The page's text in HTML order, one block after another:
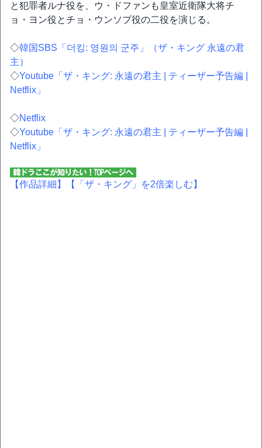
と犯罪者ルナ役を、ウ・ドファンも皇室近衛隊大将チ
ョ・ヨン役とチョ・ウンソプ役の二役を演じる。
◇韓国SBS「더킹: 영원의 군주」（ザ・キング 永遠の君
主）
◇Youtube「ザ・キング: 永遠の君主 | ティーザー予告編 |
Netflix」
◇Netflix
◇Youtube「ザ・キング: 永遠の君主 | ティーザー予告編 |
Netflix」
【作品詳細】 【「ザ・キング」を2倍楽しむ】